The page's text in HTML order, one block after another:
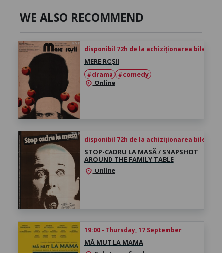
WE ALSO RECOMMEND
disponibil 72h de la achiziționarea biletului
MERE ROȘII
#drama
#comedy
location_on Online
disponibil 72h de la achiziționarea biletului
STOP-CADRU LA MASĂ / SNAPSHOT
AROUND THE FAMILY TABLE
location_on Online
19:00 - Thursday, 17 September
MĂ MUT LA MAMA